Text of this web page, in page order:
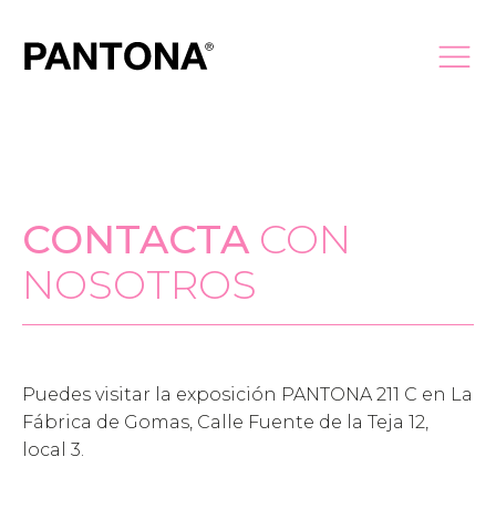
Qué es Pantona®
Artistas
Actividades
CONTACTA CON
NOSOTROS
Puedes visitar la exposición PANTONA 211 C en La
Fábrica de Gomas, Calle Fuente de la Teja 12,
local 3.